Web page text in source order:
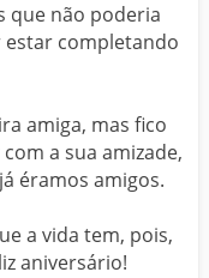
que não poderia
estar completando
amiga, mas fico
a sua amizade,
éramos amigos.
a vida tem, pois,
aniversário!